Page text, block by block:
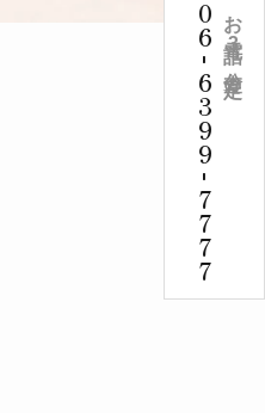
06
-
6399
-
7777
お電話3分査定